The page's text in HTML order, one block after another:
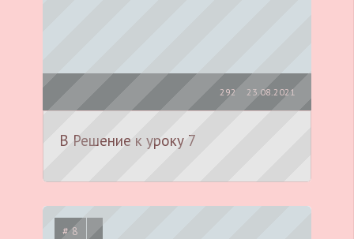
23.08.2021
292
В Решение к уроку 7
# 8